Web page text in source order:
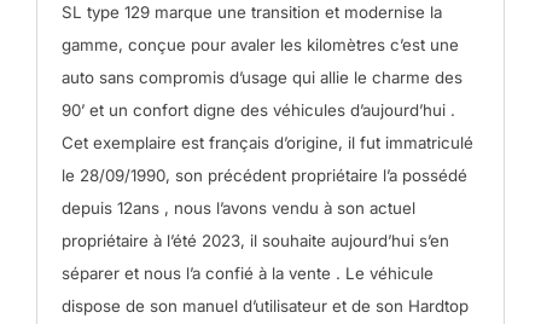
SL type 129 marque une transition et modernise la
gamme, conçue pour avaler les kilomètres c’est une
auto sans compromis d’usage qui allie le charme des
90’ et un confort digne des véhicules d’aujourd’hui .
Cet exemplaire est français d’origine, il fut immatriculé
le 28/09/1990, son précédent propriétaire l’a possédé
depuis 12ans , nous l’avons vendu à son actuel
propriétaire à l’été 2023, il souhaite aujourd’hui s’en
séparer et nous l’a confié à la vente . Le véhicule
dispose de son manuel d’utilisateur et de son Hardtop